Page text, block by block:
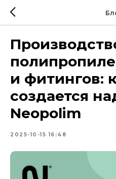
и фитингов:
создается
Neopolim
2025-10-15 16:48